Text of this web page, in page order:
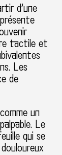
d’une
tactile et
Les
de
un
Le
qui se